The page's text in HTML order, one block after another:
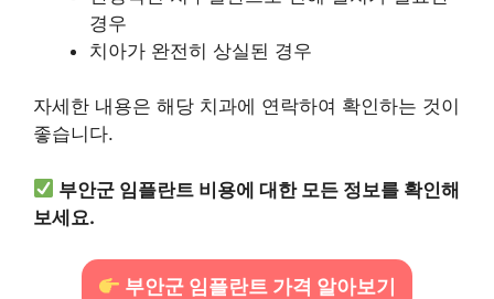
경우
치아가 완전히 상실된 경우
자세한 내용은 해당 치과에 연락하여 확인하는 것이
좋습니다.
부안군 임플란트 비용에 대한 모든 정보를 확인해
보세요.
부안군 임플란트 가격 알아보기